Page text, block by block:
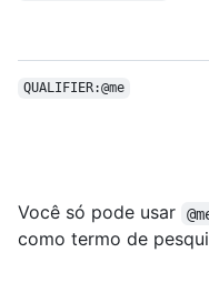
QUALIFIER:@me
Você só pode usar
como termo de